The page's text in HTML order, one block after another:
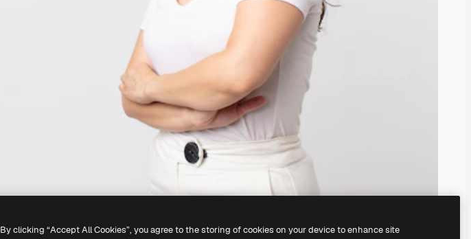
By clicking “Accept All Cookies”, you agree to the storing of cookies on your device to enhance site